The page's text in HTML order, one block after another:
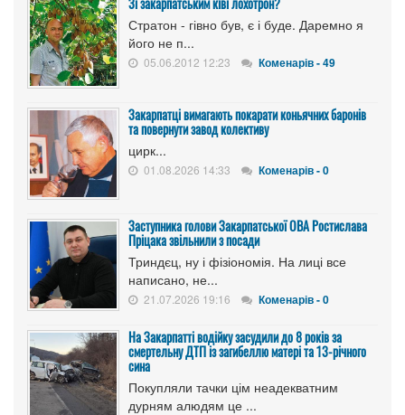
Стратон - гівно був, є і буде. Даремно я
його не п...
05.06.2012 12:23 Коменарів - 49
Закарпатці вимагають покарати коньячних баронів
та повернути завод колективу
цирк...
01.08.2026 14:33 Коменарів - 0
Заступника голови Закарпатської ОВА Ростислава
Пріцака звільнили з посади
Триндєц, ну і фізіономія. На лиці все
написано, не...
21.07.2026 19:16 Коменарів - 0
На Закарпатті водійку засудили до 8 років за
смертельну ДТП із загибеллю матері та 13-річного
сина
Покупляли тачки цім неадекватним
дурням алюдям це ...